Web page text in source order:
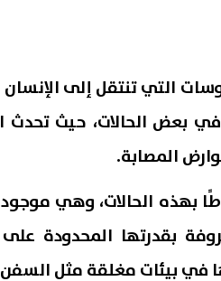
التي تنتقل إلى الإنسان
بعض الحالات، حيث تحدث
المصابة.
بهذه الحالات، وهي
بقدرتها المحدودة على
في بيئات مغلقة مثل